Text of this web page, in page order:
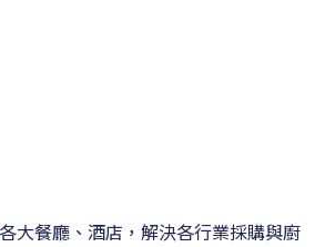
大餐廳、酒店，解決各行業採購與廚